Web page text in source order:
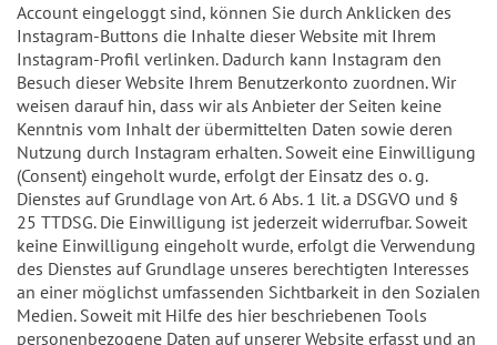
Account eingeloggt sind, können Sie durch Anklicken des
Instagram-Buttons die Inhalte dieser Website mit Ihrem
Instagram-Profil verlinken. Dadurch kann Instagram den
Besuch dieser Website Ihrem Benutzerkonto zuordnen. Wir
weisen darauf hin, dass wir als Anbieter der Seiten keine
Kenntnis vom Inhalt der übermittelten Daten sowie deren
Nutzung durch Instagram erhalten. Soweit eine Einwilligung
(Consent) eingeholt wurde, erfolgt der Einsatz des o. g.
Dienstes auf Grundlage von Art. 6 Abs. 1 lit. a DSGVO und §
25 TTDSG. Die Einwilligung ist jederzeit widerrufbar. Soweit
keine Einwilligung eingeholt wurde, erfolgt die Verwendung
des Dienstes auf Grundlage unseres berechtigten Interesses
an einer möglichst umfassenden Sichtbarkeit in den Sozialen
Medien. Soweit mit Hilfe des hier beschriebenen Tools
personenbezogene Daten auf unserer Website erfasst und an